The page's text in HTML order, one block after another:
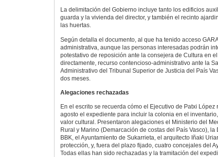
La delimitación del Gobierno incluye tanto los edificios
guarda y la vivienda del director, y también el recinto
las huertas.
Según detalla el documento, al que ha tenido acceso
administrativa, aunque las personas interesadas podrán
potestativo de reposición ante la consejera de Cultura en
directamente, recurso contencioso-administrativo ante la
Administrativo del Tribunal Superior de Justicia del País
dos meses.
Alegaciones rechazadas
En el escrito se recuerda cómo el Ejecutivo de Patxi
agosto el expediente para incluir la colonia en el
valor cultural. Presentaron alegaciones el Ministerio del
Rural y Marino (Demarcación de costas del País Vasco),
BBK, el Ayuntamiento de Sukarrieta, el arquitecto Iñaki
protección, y, fuera del plazo fijado, cuatro concejales del
Todas ellas han sido rechazadas y la tramitación del